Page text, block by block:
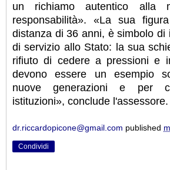
un richiamo autentico alla
responsabilità». «La sua
distanza di 36 anni, è simbolo di
di servizio allo Stato: la sua
rifiuto di cedere a pressioni e
devono essere un esempio
nuove generazioni e per
istituzioni», conclude l'assessore.
dr.riccardopicone@gmail.com published
Condividi